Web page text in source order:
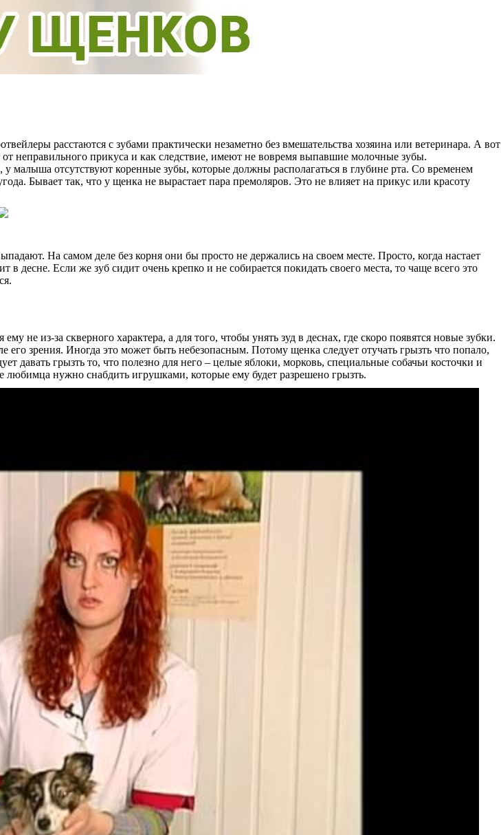
расстаются с зубами практически незаметно без вмешательства хозяина или ветеринара. А вот
неправильного прикуса и как следствие, имеют не вовремя выпавшие молочные зубы.
малыша отсутствуют коренные зубы, которые должны располагаться в глубине рта. Со временем
Бывает так, что у щенка не вырастает пара премоляров. Это не влияет на прикус или красоту
На самом деле без корня они бы просто не держались на своем месте. Просто, когда настает
десне. Если же зуб сидит очень крепко и не собирается покидать своего места, то чаще всего это
не из-за скверного характера, а для того, чтобы унять зуд в деснах, где скоро появятся новые зубки.
его зрения. Иногда это может быть небезопасным. Потому щенка следует отучать грызть что попало,
давать грызть то, что полезно для него – целые яблоки, морковь, специальные собачьи косточки и
любимца нужно снабдить игрушками, которые ему будет разрешено грызть.